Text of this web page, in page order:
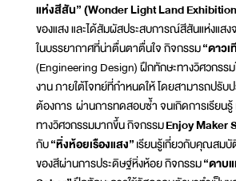
แห่งสีสัน” (Wonder Light Land
ของแสง และได้สัมผัสประสบการณ์สีสันแห่งแส
ในบรรยากาศที่น่าตื่นตาตื่นใจ กิจกรรม“ดาว
(Engineering Design) ฝึกทักษะทางวิศวกรร
งาน ภายใต้โจทย์ที่กำหนดให้ โดยสามารถปรับ
ต้องการ ผ่านการทดสอบซ้ำ จนเกิดการเรียนรู้
ทางวิศวกรรมมากขึ้น กิจกรรมEnjoy Maker
กับ“หิ่งห้อยเรืองแสง”เรียนรู้เกี่ยวกับคุณสมบั
ของสีผ่านการประดิษฐ์หิ่งห้อย กิจกรรม“ดาบ